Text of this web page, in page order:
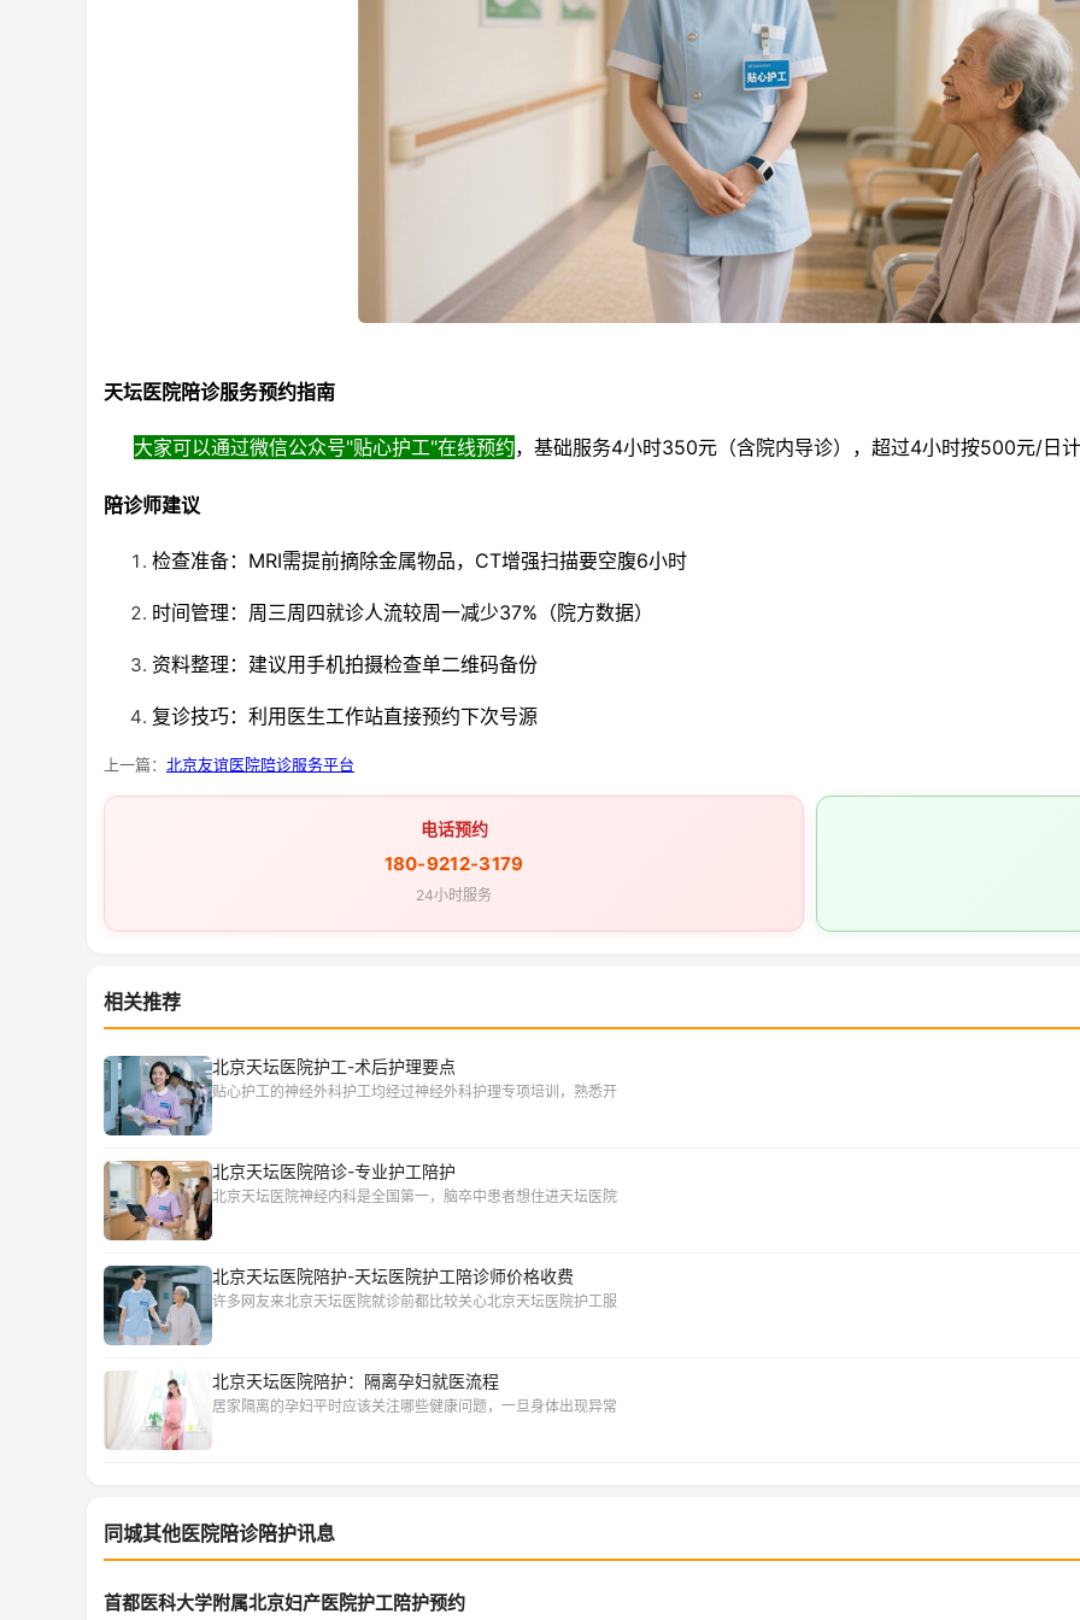
天坛医院陪诊服务预约指南
大家可以通过微信公众号"贴心护工"在线预约，基础服务4小时350元（含院内导诊），超过4小时按500元/日
陪诊师建议
检查准备：MRI需提前摘除金属物品，CT增强扫描要空腹6小时
时间管理：周三周四就诊人流较周一减少37%（院方数据）
资料整理：建议用手机拍摄检查单二维码备份
复诊技巧：利用医生工作站直接预约下次号源
上一篇： 北京友谊医院陪诊服务平台
电话预约
180-9212-3179
24小时服务
相关推荐
北京天坛医院护工-术后护理要点
贴心护工的神经外科护工均经过神经外科护理专项培训，熟悉开
北京天坛医院陪诊-专业护工陪护
北京天坛医院神经内科是全国第一，脑卒中患者想住进天坛医院
北京天坛医院陪护-天坛医院护工陪诊师价格收费
许多网友来北京天坛医院就诊前都比较关心北京天坛医院护工服
北京天坛医院陪护：隔离孕妇就医流程
居家隔离的孕妇平时应该关注哪些健康问题，一旦身体出现异常
同城其他医院陪诊陪护讯息
首都医科大学附属北京妇产医院护工陪护预约